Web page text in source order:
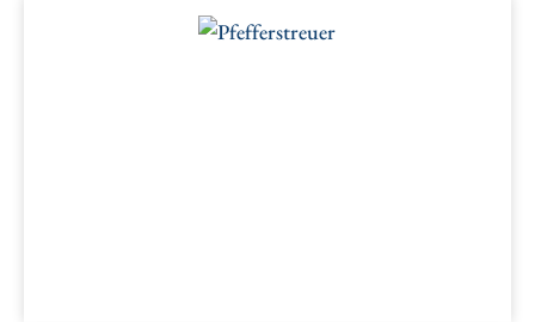
Bildergalerie überspringen